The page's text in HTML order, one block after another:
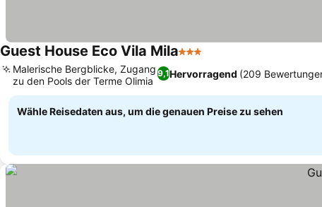
Guest House Eco Vila Mila3 Sterne
9,1Hervorragend (209
Malerische Bergblicke, Zugang
zu den Pools der Terme Olimia
Wähle Reisedaten aus, um die genauen Preise zu sehen